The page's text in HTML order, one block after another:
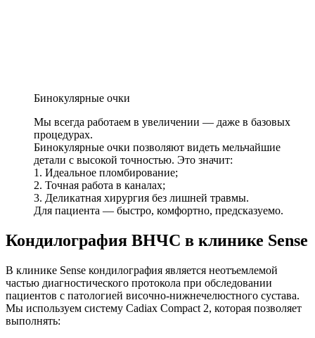
Бинокулярные очки
Мы всегда работаем в увеличении — даже в базовых
процедурах.
Бинокулярные очки позволяют видеть мельчайшие
детали с высокой точностью. Это значит:
1. Идеальное пломбирование;
2. Точная работа в каналах;
3. Деликатная хирургия без лишней травмы.
Для пациента — быстро, комфортно, предсказуемо.
Кондилография ВНЧС в клинике Sense
В клинике Sense кондилография является неотъемлемой
частью диагностического протокола при обследовании
пациентов с патологией височно-нижнечелюстного сустава.
Мы используем систему Cadiax Compact 2, которая позволяет
выполнять: